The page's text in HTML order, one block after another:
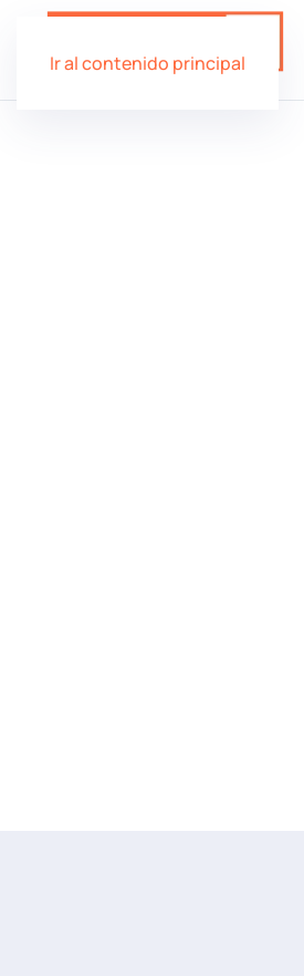
Ir al contenido principal